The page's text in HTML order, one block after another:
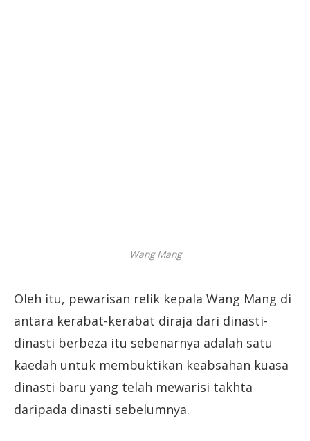
Wang Mang
Oleh itu, pewarisan relik kepala Wang Mang di
antara kerabat-kerabat diraja dari dinasti-
dinasti berbeza itu sebenarnya adalah satu
kaedah untuk membuktikan keabsahan kuasa
dinasti baru yang telah mewarisi takhta
daripada dinasti sebelumnya.